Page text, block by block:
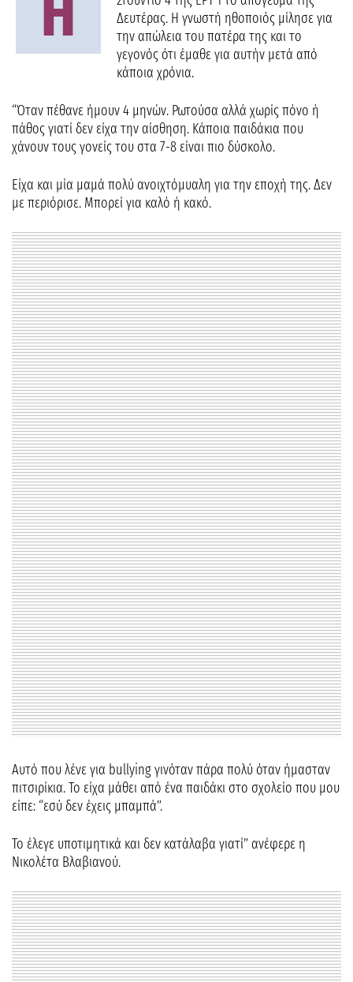
Δευτέρας. Η γνωστή ηθοποιός μίλησε για
την απώλεια του πατέρα της και το
γεγονός ότι έμαθε για αυτήν μετά από
κάποια χρόνια.
“Όταν πέθανε ήμουν 4 μηνών. Ρωτούσα αλλά χωρίς πόνο ή
πάθος γιατί δεν είχα την αίσθηση. Κάποια παιδάκια που
χάνουν τους γονείς του στα 7-8 είναι πιο δύσκολο.
Είχα και μία μαμά πολύ ανοιχτόμυαλη για την εποχή της. Δεν
με περιόρισε. Μπορεί για καλό ή κακό.
Αυτό που λένε για bullying γινόταν πάρα πολύ όταν ήμασταν
πιτσιρίκια. Το είχα μάθει από ένα παιδάκι στο σχολείο που μου
είπε: “εσύ δεν έχεις μπαμπά”.
Το έλεγε υποτιμητικά και δεν κατάλαβα γιατί” ανέφερε η
Νικολέτα Βλαβιανού.